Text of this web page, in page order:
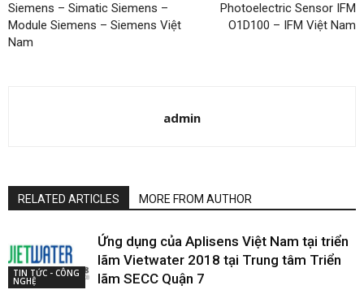
Siemens – Simatic Siemens –
Module Siemens – Siemens Việt
Nam
Photoelectric Sensor IFM
O1D100 – IFM Việt Nam
admin
RELATED ARTICLES MORE FROM AUTHOR
TIN TỨC - CÔNG
NGHỆ
Ứng dụng của Aplisens Việt Nam tại triển
lãm Vietwater 2018 tại Trung tâm Triển
lãm SECC Quận 7